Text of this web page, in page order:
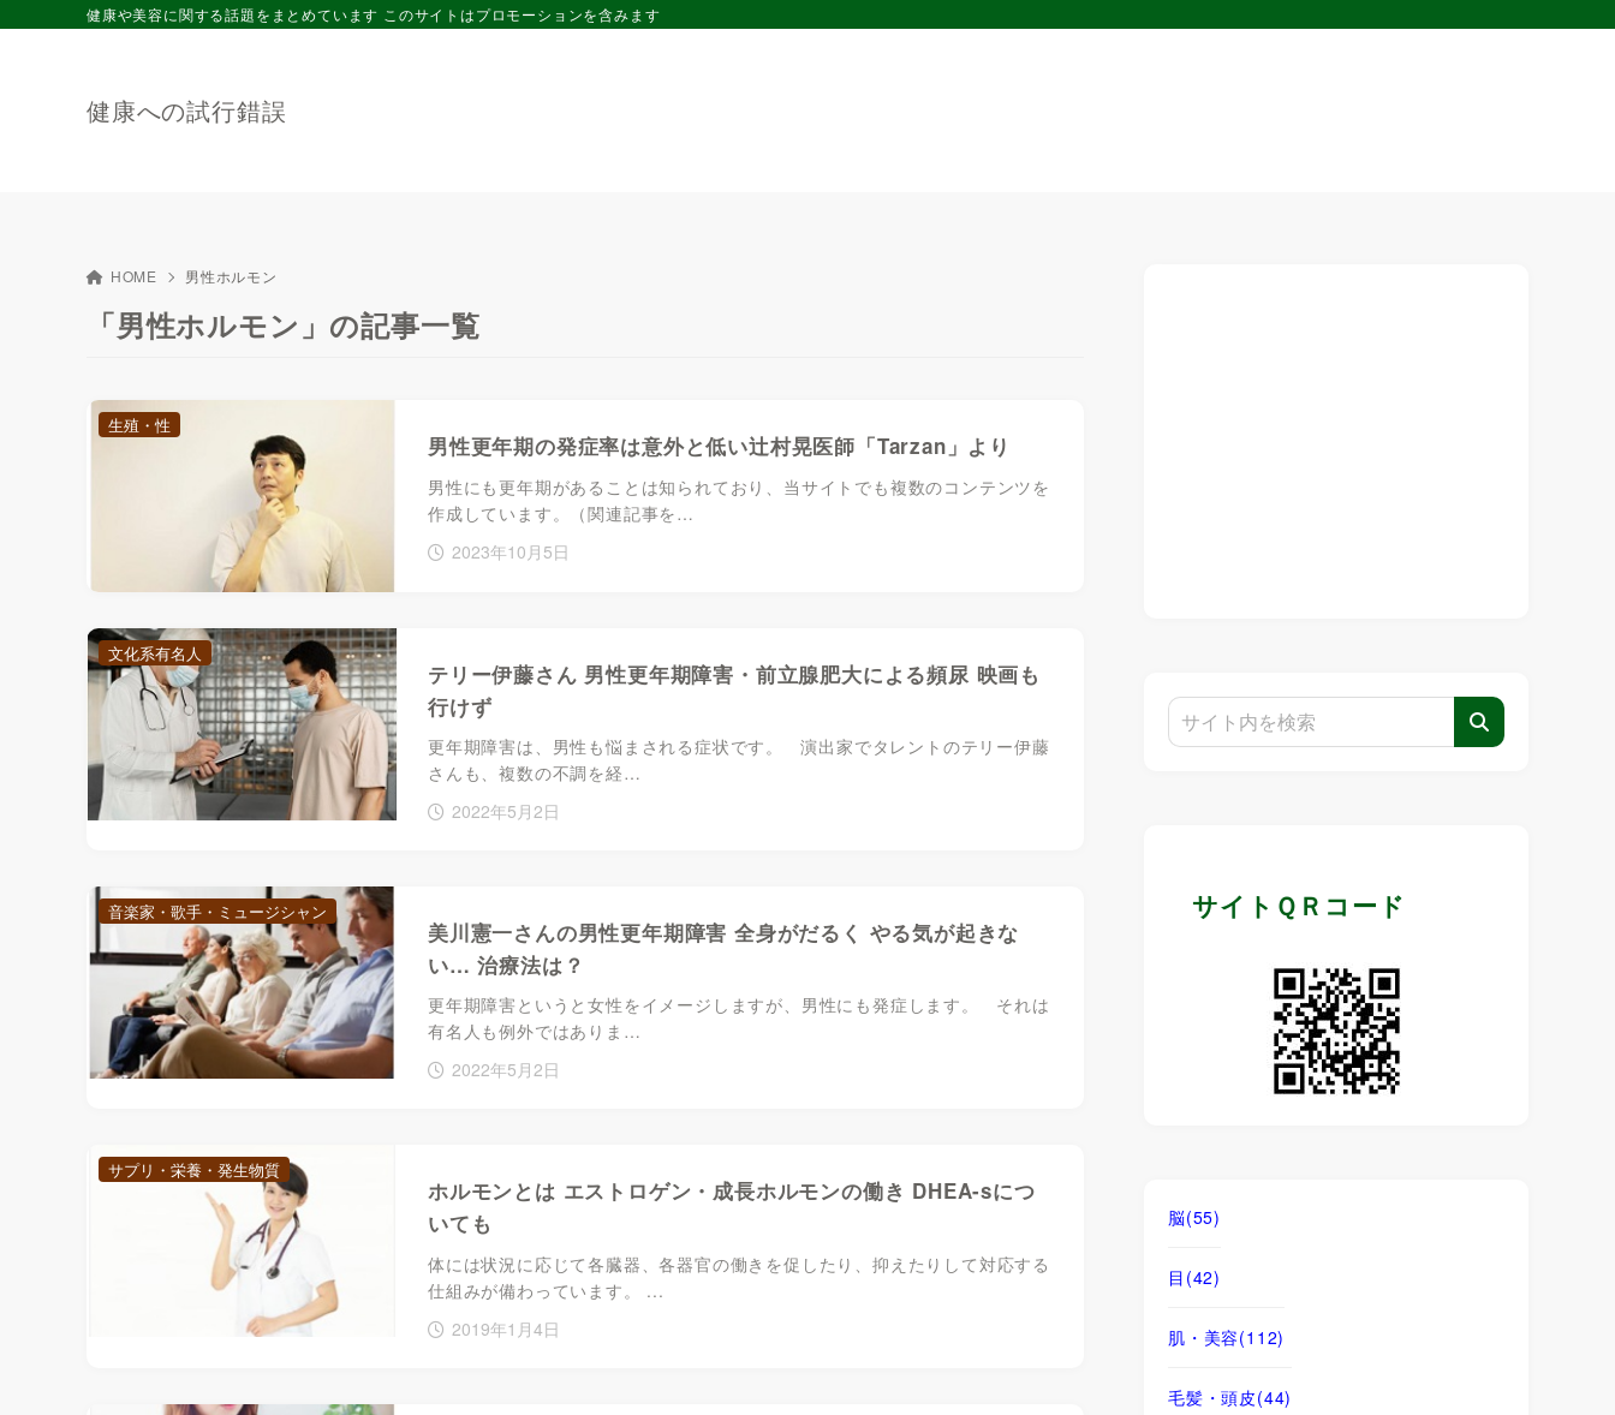
健康への試行錯誤
健康や美容に関する話題をまとめています このサイトはプロモーションを含みます
HOME 男性ホルモン
「男性ホルモン」の記事一覧
男性更年期の発症率は意外と低い辻村晃医師「Tarzan」より
男性にも更年期があることは知られており、当サイトでも複数のコンテンツを
作成しています。（関連記事を…
2023年10月5日
生殖・性
テリー伊藤さん 男性更年期障害・前立腺肥大による頻尿 映画も
行けず
更年期障害は、男性も悩まされる症状です。 演出家でタレントのテリー伊藤
さんも、複数の不調を経…
2022年5月2日
文化系有名人
美川憲一さんの男性更年期障害 全身がだるく やる気が起きな
い… 治療法は？
更年期障害というと女性をイメージしますが、男性にも発症します。 それは
有名人も例外ではありま…
2022年5月2日
音楽家・歌手・ミュージシャン
ホルモンとは エストロゲン・成長ホルモンの働き DHEA-sにつ
いても
体には状況に応じて各臓器、各器官の働きを促したり、抑えたりして対応する
仕組みが備わっています。 ...
2019年1月4日
サプリ・栄養・発生物質
サイトＱＲコード
脳(55)
目 (42)
肌・美容(112)
毛髪・頭皮(44)